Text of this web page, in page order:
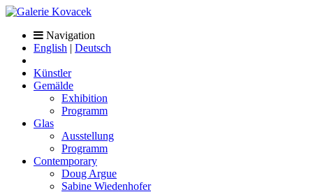
Navigation
English | Deutsch
Künstler
Gemälde
Exhibition
Programm
Glas
Ausstellung
Programm
Contemporary
Doug Argue
Sabine Wiedenhofer